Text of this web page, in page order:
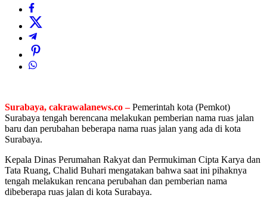
Surabaya, cakrawalanews.co – Pemerintah kota (Pemkot)
Surabaya tengah berencana melakukan pemberian nama ruas jalan
baru dan perubahan beberapa nama ruas jalan yang ada di kota
Surabaya.
Kepala Dinas Perumahan Rakyat dan Permukiman Cipta Karya dan
Tata Ruang, Chalid Buhari mengatakan bahwa saat ini pihaknya
tengah melakukan rencana perubahan dan pemberian nama
dibeberapa ruas jalan di kota Surabaya.